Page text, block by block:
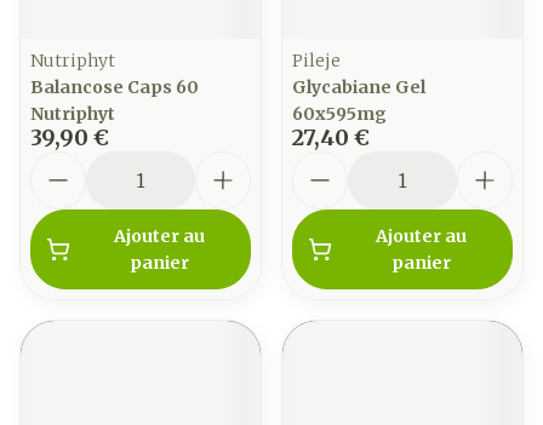
Nutriphyt
Balancose Caps 60
Nutriphyt
39,90 €
Ajouter au
panier
Pileje
Glycabiane Gel
60x595mg
27,40 €
Ajouter au
panier